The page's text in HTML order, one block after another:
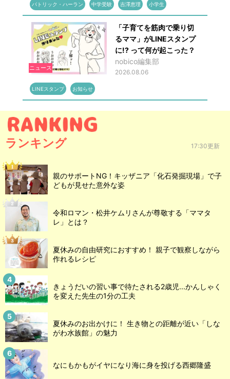
パトリック・ハーラン 中学受験 吉澤恵理 小学生
ニュース
「子育てを筋肉で乗り切
るママ」がLINEスタンプ
に!? って何が起こった？
nobico編集部
2026.08.06
LINEスタンプ お知らせ
ランキング 17:30更新
親のサポートNG！キッザニア「化石発掘現場」で子
どもが見せた意外な姿
令和ロマン・松井ケムリさんが尊敬する「ママタ
レ」とは？
夏休みの自由研究におすすめ！ 親子で観察しながら
作れるレシピ
きょうだいの習い事で待たされる2歳児...かんしゃく
を変えた先生の1分の工夫
夏休みのお出かけに！ 生き物との距離が近い「しな
がわ水族館」の魅力
なにもかもがイヤになり海に身を投げる西郷隆盛